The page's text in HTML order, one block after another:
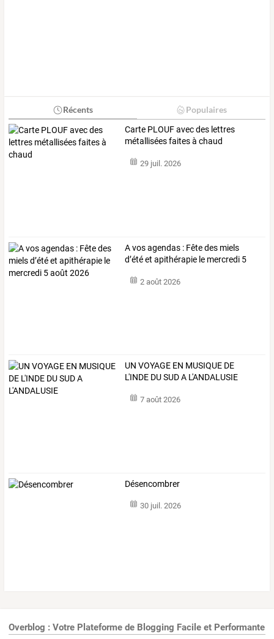
Récents Populaires
Carte PLOUF avec des lettres
métallisées faites à chaud
29 juil. 2026
A vos agendas : Fête des miels
d’été et apithérapie le mercredi 5
2 août 2026
UN VOYAGE EN MUSIQUE DE
L'INDE DU SUD A L'ANDALUSIE
7 août 2026
Désencombrer
30 juil. 2026
Overblog : Votre Plateforme de Blogging Facile et Performante